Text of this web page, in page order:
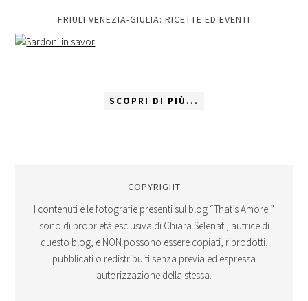
FRIULI VENEZIA-GIULIA: RICETTE ED EVENTI
SCOPRI DI PIÙ...
COPYRIGHT
I contenuti e le fotografie presenti sul blog “That’s Amore!”
sono di proprietà esclusiva di Chiara Selenati, autrice di
questo blog, e NON possono essere copiati, riprodotti,
pubblicati o redistribuiti senza previa ed espressa
autorizzazione della stessa.